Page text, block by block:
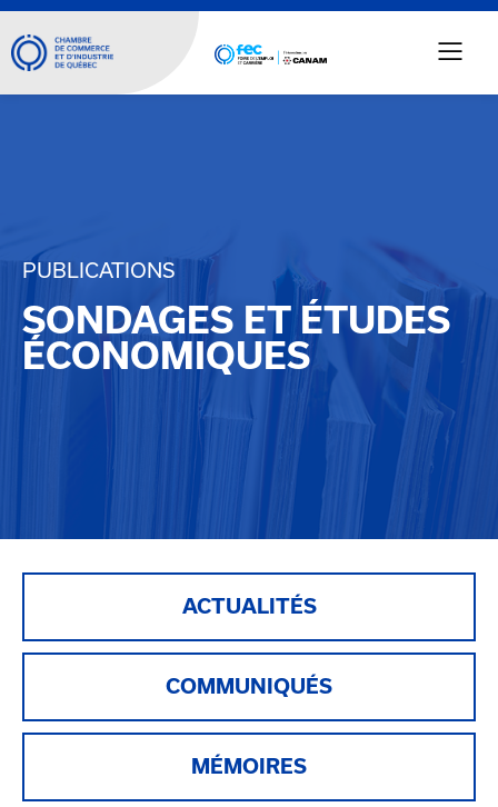
PUBLICATIONS
SONDAGES ET ÉTUDES
ÉCONOMIQUES
ACTUALITÉS
COMMUNIQUÉS
MÉMOIRES